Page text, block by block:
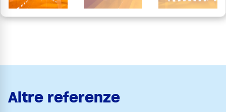
Altre referenze